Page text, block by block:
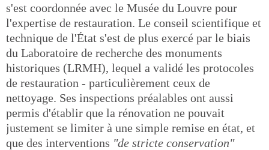
s'est coordonnée avec le Musée du Louvre pour
l'expertise de restauration. Le conseil scientifique et
technique de l'État s'est de plus exercé par le biais
du Laboratoire de recherche des monuments
historiques (LRMH), lequel a validé les protocoles
de restauration - particulièrement ceux de
nettoyage. Ses inspections préalables ont aussi
permis d'établir que la rénovation ne pouvait
justement se limiter à une simple remise en état, et
que des interventions "de stricte conservation"